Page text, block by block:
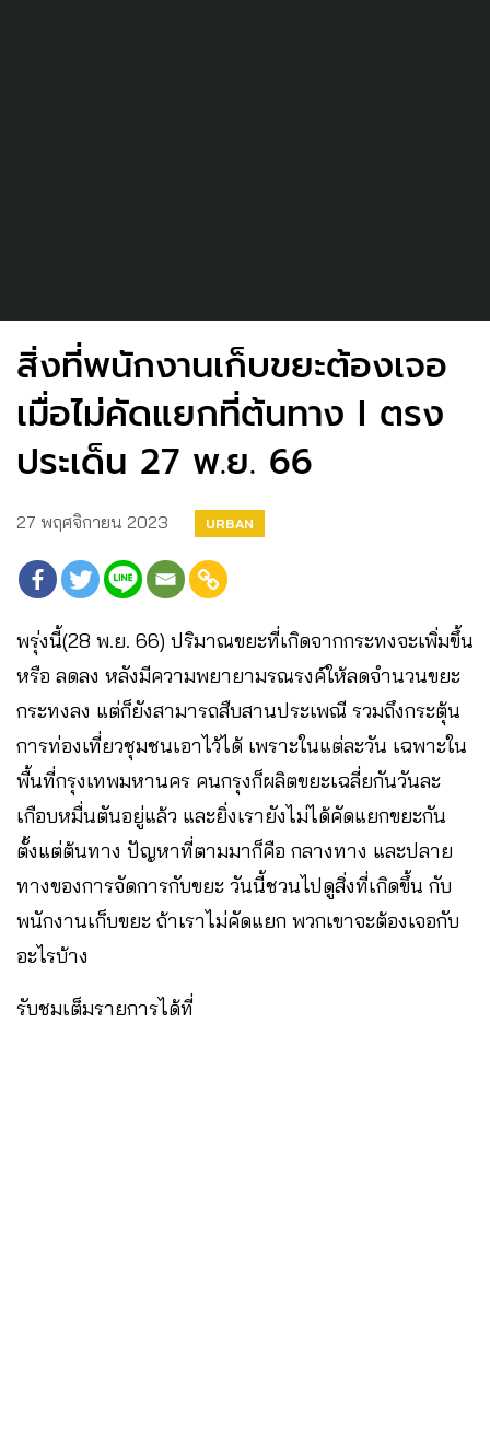
สิ่งที่พนักงานเก็บขยะต้องเจอ
เมื่อไม่คัดแยกที่ต้นทาง I ตรง
ประเด็น 27 พ.ย. 66
27 พฤศจิกายน 2023 URBAN
พรุ่งนี้(28 พ.ย. 66) ปริมาณขยะที่เกิดจากกระทงจะเพิ่มขึ้น
หรือ ลดลง หลังมีความพยายามรณรงค์ให้ลดจำนวนขยะ
กระทงลง แต่ก็ยังสามารถสืบสานประเพณี รวมถึงกระตุ้น
การท่องเที่ยวชุมชนเอาไว้ได้ เพราะในแต่ละวัน เฉพาะใน
พื้นที่กรุงเทพมหานคร คนกรุงก็ผลิตขยะเฉลี่ยกันวันละ
เกือบหมื่นตันอยู่แล้ว และยิ่งเรายังไม่ได้คัดแยกขยะกัน
ตั้งแต่ต้นทาง ปัญหาที่ตามมาก็คือ กลางทาง และปลาย
ทางของการจัดการกับขยะ วันนี้ชวนไปดูสิ่งที่เกิดขึ้น กับ
พนักงานเก็บขยะ ถ้าเราไม่คัดแยก พวกเขาจะต้องเจอกับ
อะไรบ้าง
รับชมเต็มรายการได้ที่